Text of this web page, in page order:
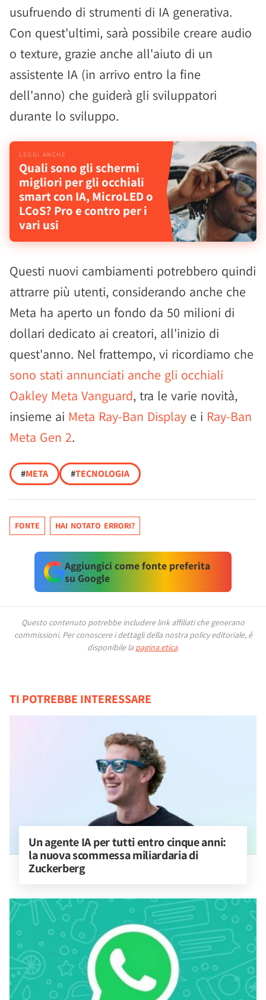
usufruendo di strumenti di IA generativa.
Con quest'ultimi, sarà possibile creare audio
o texture, grazie anche all'aiuto di un
assistente IA (in arrivo entro la fine
dell'anno) che guiderà gli sviluppatori
durante lo sviluppo.
Quali sono gli schermi
migliori per gli occhiali
smart con IA, MicroLED o
LCoS? Pro e contro per i
vari usi
Questi nuovi cambiamenti potrebbero quindi
attrarre più utenti, considerando anche che
Meta ha aperto un fondo da 50 milioni di
dollari dedicato ai creatori, all'inizio di
quest'anno. Nel frattempo, vi ricordiamo che
sono stati annunciati anche gli occhiali
Oakley Meta Vanguard, tra le varie novità,
insieme ai Meta Ray-Ban Display e i Ray-Ban
Meta Gen 2.
#META #TECNOLOGIA
FONTE HAI NOTATO ERRORI?
Aggiungici come fonte preferita
su Google
Questo contenuto potrebbe includere link affiliati che generano
commissioni. Per conoscere i dettagli della nostra policy editoriale, è
disponibile la pagina etica.
TI POTREBBE INTERESSARE
Un agente IA per tutti entro cinque anni:
la nuova scommessa miliardaria di
Zuckerberg